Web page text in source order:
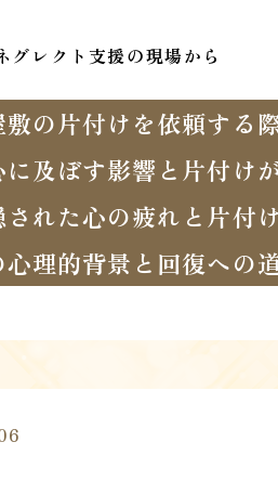
グレクト支援の現場から
の片付けを依頼する
及ぼす影響と片付け
れた心の疲れと片付
理的背景と回復への